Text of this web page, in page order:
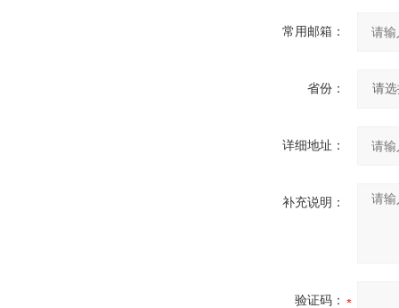
常用邮箱：
省份：
详细地址：
补充说明：
验证码：